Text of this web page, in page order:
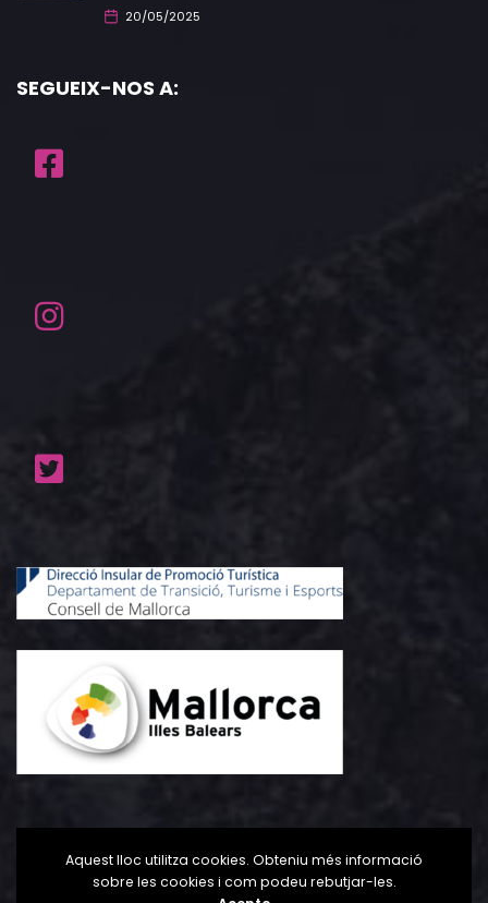
20/05/2025
SEGUEIX-NOS A:
Aquest lloc utilitza cookies. Obteniu més informació
sobre les cookies i com podeu rebutjar-les.